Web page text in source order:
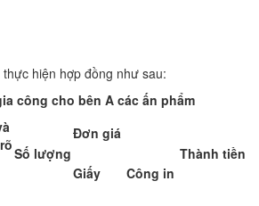
hiện hợp đồng như sau:
công cho bên A các ấn phẩm
Số lượng
Đơn giá
Thành tiền
Giấy
Công in